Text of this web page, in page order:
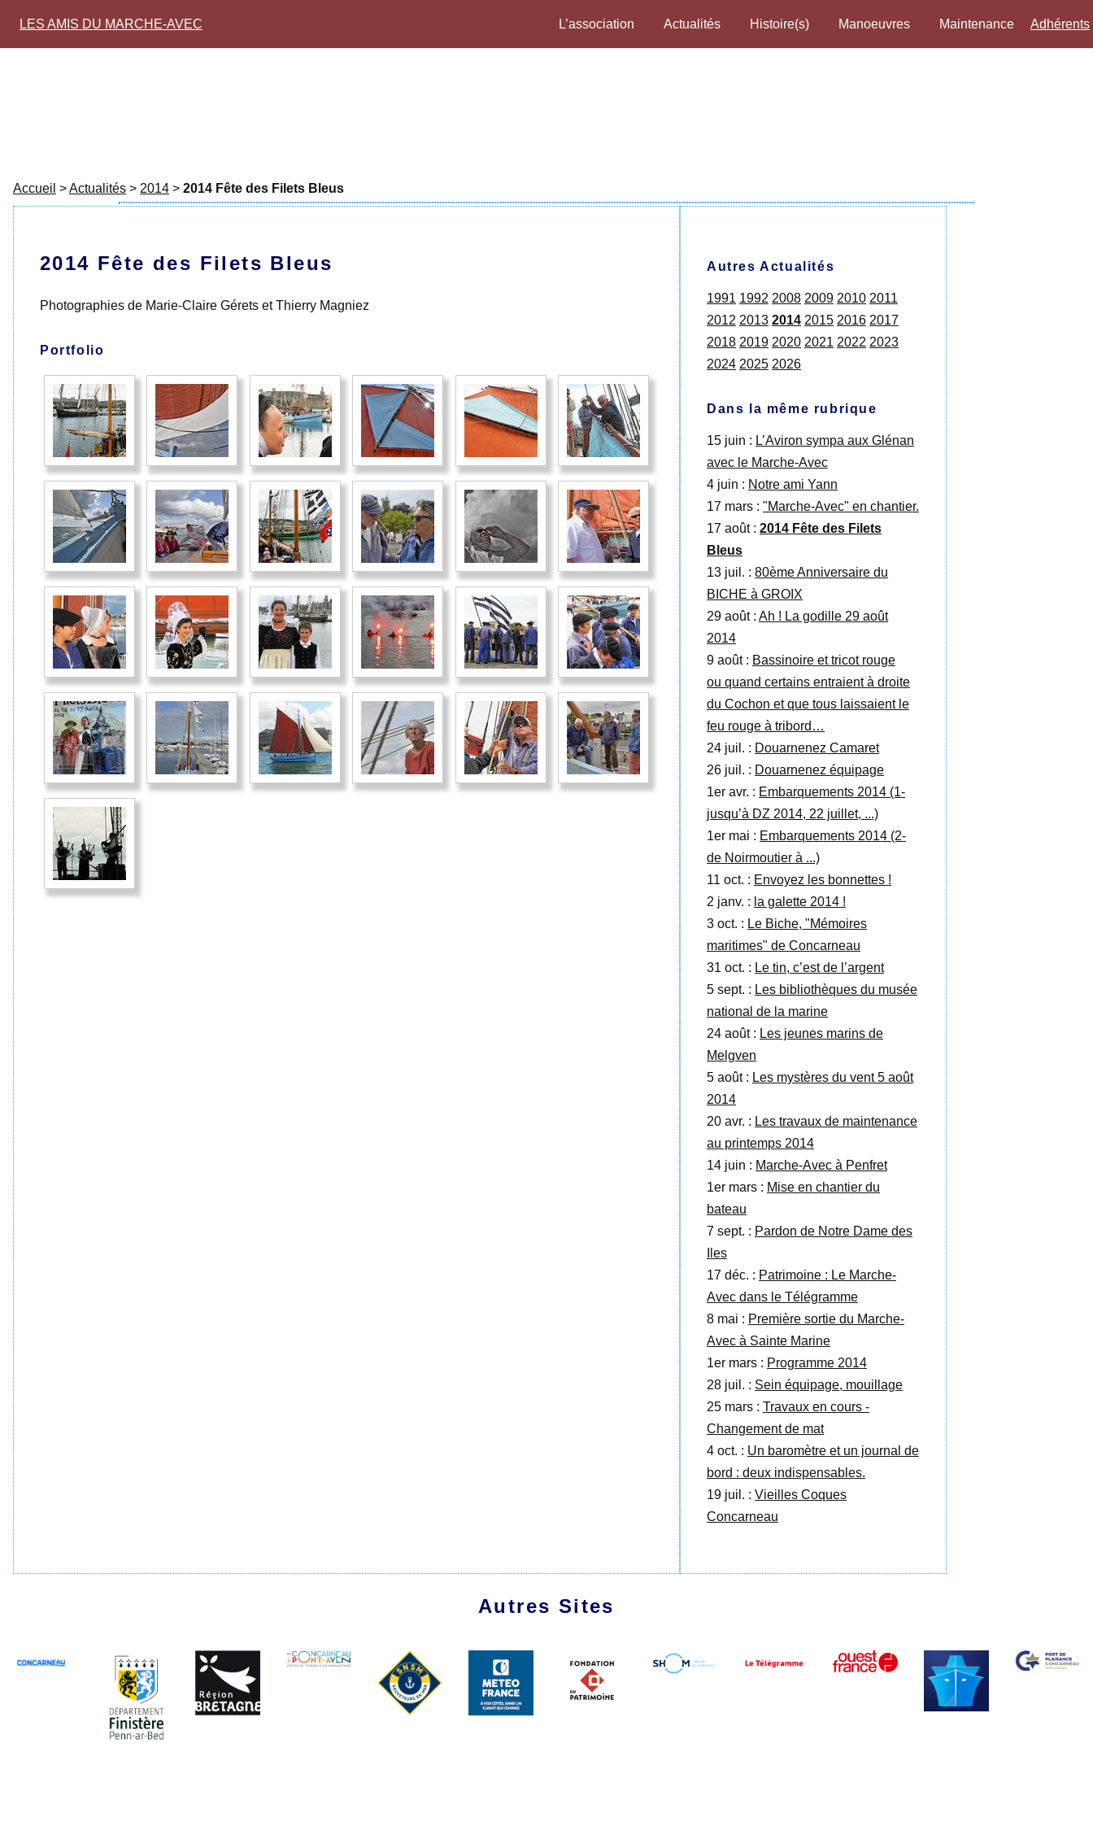
LES AMIS DU MARCHE-AVEC L’association Actualités Histoire(s) Manoeuvres Maintenance Adhérents
Accueil >Actualités > 2014 > 2014 Fête des Filets Bleus
2014 Fête des Filets Bleus
Photographies de Marie-Claire Gérets et Thierry Magniez
Portfolio
Autres Actualités
1991 1992 2008 2009 2010 2011
2012 2013 2014 2015 2016 2017
2018 2019 2020 2021 2022 2023
2024 2025 2026
Dans la même rubrique
15 juin : L’Aviron sympa aux Glénan
avec le Marche-Avec
4 juin : Notre ami Yann
17 mars : "Marche-Avec" en chantier.
17 août : 2014 Fête des Filets
Bleus
13 juil. : 80ème Anniversaire du
BICHE à GROIX
29 août : Ah ! La godille 29 août
2014
9 août : Bassinoire et tricot rouge
ou quand certains entraient à droite
du Cochon et que tous laissaient le
feu rouge à tribord…
24 juil. : Douarnenez Camaret
26 juil. : Douarnenez équipage
1er avr. : Embarquements 2014 (1-
jusqu’à DZ 2014, 22 juillet, ...)
1er mai : Embarquements 2014 (2-
de Noirmoutier à ...)
11 oct. : Envoyez les bonnettes !
2 janv. : la galette 2014 !
3 oct. : Le Biche, "Mémoires
maritimes" de Concarneau
31 oct. : Le tin, c’est de l’argent
5 sept. : Les bibliothèques du musée
national de la marine
24 août : Les jeunes marins de
Melgven
5 août : Les mystères du vent 5 août
2014
20 avr. : Les travaux de maintenance
au printemps 2014
14 juin : Marche-Avec à Penfret
1er mars : Mise en chantier du
bateau
7 sept. : Pardon de Notre Dame des
Iles
17 déc. : Patrimoine : Le Marche-
Avec dans le Télégramme
8 mai : Première sortie du Marche-
Avec à Sainte Marine
1er mars : Programme 2014
28 juil. : Sein équipage, mouillage
25 mars : Travaux en cours -
Changement de mat
4 oct. : Un baromètre et un journal de
bord : deux indispensables.
19 juil. : Vieilles Coques
Concarneau
Autres Sites